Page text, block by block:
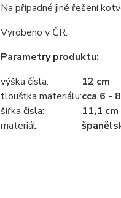
Na případné jiné řešení
Vyrobeno v ČR.
Parametry produktu:
výška čísla:
12 cm
tloušťka materiálu:cca 6 -
šířka čísla:
11,1 cm
materiál: